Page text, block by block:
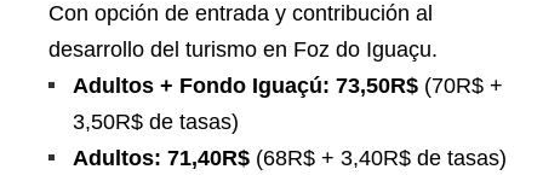
Con opción de entrada y contribución al
desarrollo del turismo en Foz do Iguaçu.
Adultos + Fondo Iguaçú: 73,50R$ (70R$ +
3,50R$ de tasas)
Adultos: 71,40R$ (68R$ + 3,40R$ de tasas)